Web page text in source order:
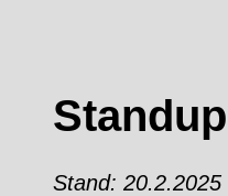
Standup
Stand: 20.2.2025